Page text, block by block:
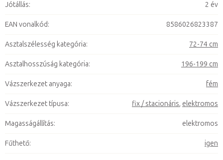
Jótállás: 2 év
EAN vonalkód: 8586026823387
Asztalszélesség kategória: 72-74 cm
Asztalhosszúság kategória: 196-199 cm
Vázszerkezet anyaga: fém
Vázszerkezet típusa: fix / stacionáris, elektromos
Magasságállítás: elektromos
Fűthető: igen